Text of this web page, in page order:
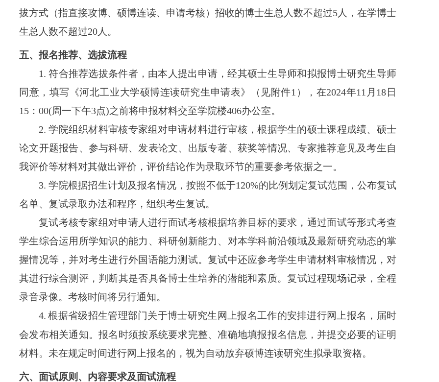
拔方式（指直接攻博、硕博连读、申请考核）招收的博士生总人数不超过5人，在学博士
生总人数不超过20人 。
五、报名推荐、选拔流程
1.符合推荐选拔条件者，由本人提出申请，经其硕士生导师和拟报博士研究生导师
同意，填写《河北工业大学硕博连读研究生申请表》（见附件1 ），在2024年11 月 18 日
15 ： 00(周一下午3点)之前将申报材料交至学院楼406办公室。
2.学院组织材料审核专家组对申请材料进行审核，根据学生的硕士课程成绩、硕士
论文开题报告、参与科研、发表论文、出版专著、获奖等情况、专家推荐意见及考生自
我评价等材料对其做出评价， 评价结论作为录取环节的重要参考依据之一。
3.学院根据招生计划及报名情况，按照不低于120%的比例划定复试范围，公布复试
名单、复试录取办法和程序，组织考生复试。
复试考核专家组对申请人进行面试考核根据培养目标的要求，通过面试等形式考查
学生综合运用所学知识的能力、科研创新能力、对本学科前沿领域及最新研究动态的掌
握情况等，并对考生进行外国语能力测试。复试中还应参考学生申请材料审核情况，对
其进行综合测评，判断其是否具备博士生培养的潜能和素质。复试过程现场记录，全程
录音录像。考核时间将另行通知。
4. 根据省级招生管理部门关于博士研究生网上报名工作的安排进行网上报名，届时
会发布相关通知。报名时须按系统要求完整、准确地填报报名信息，并提交必要的证明
材料。未在规定时间进行网上报名的，视为自动放弃硕博连读研究生拟录取资格。
六、面试原则、内容要求及面试流程